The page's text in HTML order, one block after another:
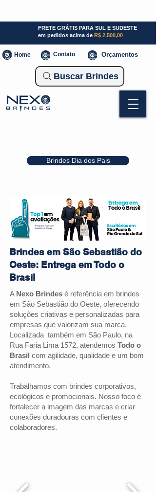
Brindes Dia dos Pais
FRETE GRÁTIS PARA SUL E SUDESTE
em pedidos acima de R$ 2.500,00
Home Contato Orçamentos
Buscar Brindes
Brindes em São Sebastião do
Oeste: Entrega em Todo o
Brasil
A Nexo Brindes é referência em brindes
em São Sebastião do Oeste, oferecendo
soluções criativas e personalizadas para
empresas que valorizam sua marca.
Localizada também em São Paulo, na
Rua Faria Lima 1572, atendemos Todo o
Brasil com agilidade, qualidade e um bom
atendimento.
Trabalhamos com brindes corporativos,
ecológicos e promocionais. Nosso foco é
fortalecer a imagem das marcas e criar
conexões duradouras com clientes e
colaboradores.